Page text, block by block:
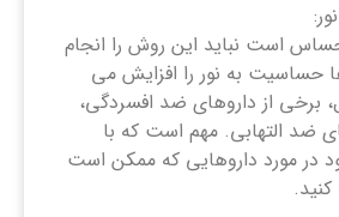
است نباید این روش را انجام
حساسیت به نور را افزایش می
برخی از داروهای ضد افسردگی،
ضد التهابی. مهم است که با
مورد داروهایی که ممکن است